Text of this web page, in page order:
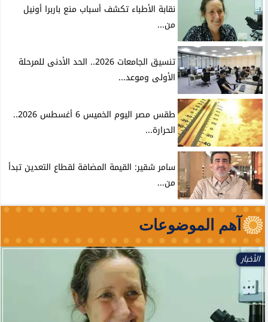
نقابة الأطباء تكشف أسباب منع باربرا أونيل
من...
تنسيق الجامعات 2026.. الحد الأدنى للمرحلة
الأولى وموعد...
طقس مصر اليوم الخميس 6 أغسطس 2026..
الحرارة...
سامر شقير: القيمة المضافة لقطاع التعدين تبدأ
من...
آهم الموضوعات
الأخبار